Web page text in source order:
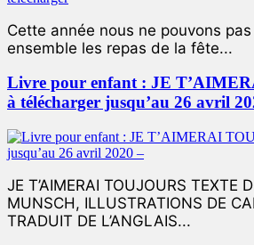
Cette année nous ne pouvons
ensemble les repas de la fête...
Livre pour enfant : JE
à télécharger jusqu’au 26 avril
JE T’AIMERAI TOUJOURS TEXTE
MUNSCH, ILLUSTRATIONS DE
TRADUIT DE L’ANGLAIS...